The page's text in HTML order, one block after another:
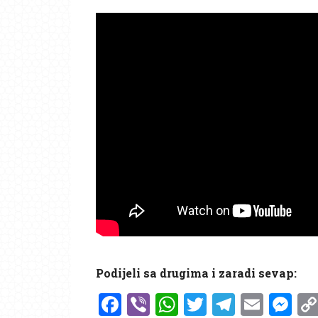
Podijeli sa drugima i zaradi sevap:
Facebook
ViberWhatsApp
Twitter